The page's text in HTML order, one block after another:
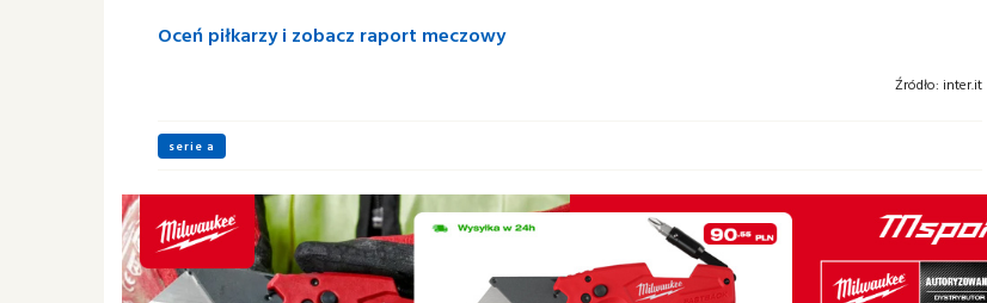
Oceń piłkarzy i zobacz raport meczowy
Źródło: inter.it
serie a